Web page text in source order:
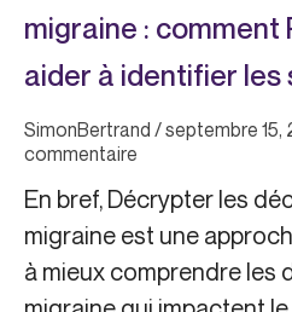
migraine : comment
aider à identifier les
SimonBertrand septembre 15,
commentaire
En bref, Décrypter les
migraine est une
à mieux comprendre les